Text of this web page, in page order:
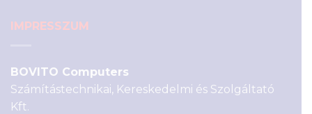
IMPRESSZUM
BOVITO Computers
Számítástechnikai, Kereskedelmi és Szolgáltató
Kft.